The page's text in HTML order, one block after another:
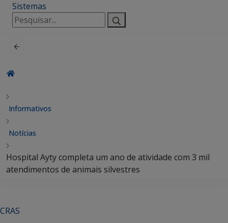
Sistemas
Pesquisar
por:
Informativos
Notícias
Hospital Ayty completa um ano de atividade com 3 mil
atendimentos de animais silvestres
CRAS